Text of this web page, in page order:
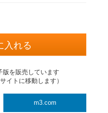
版を販売しています
イトに移動します）
m3.com